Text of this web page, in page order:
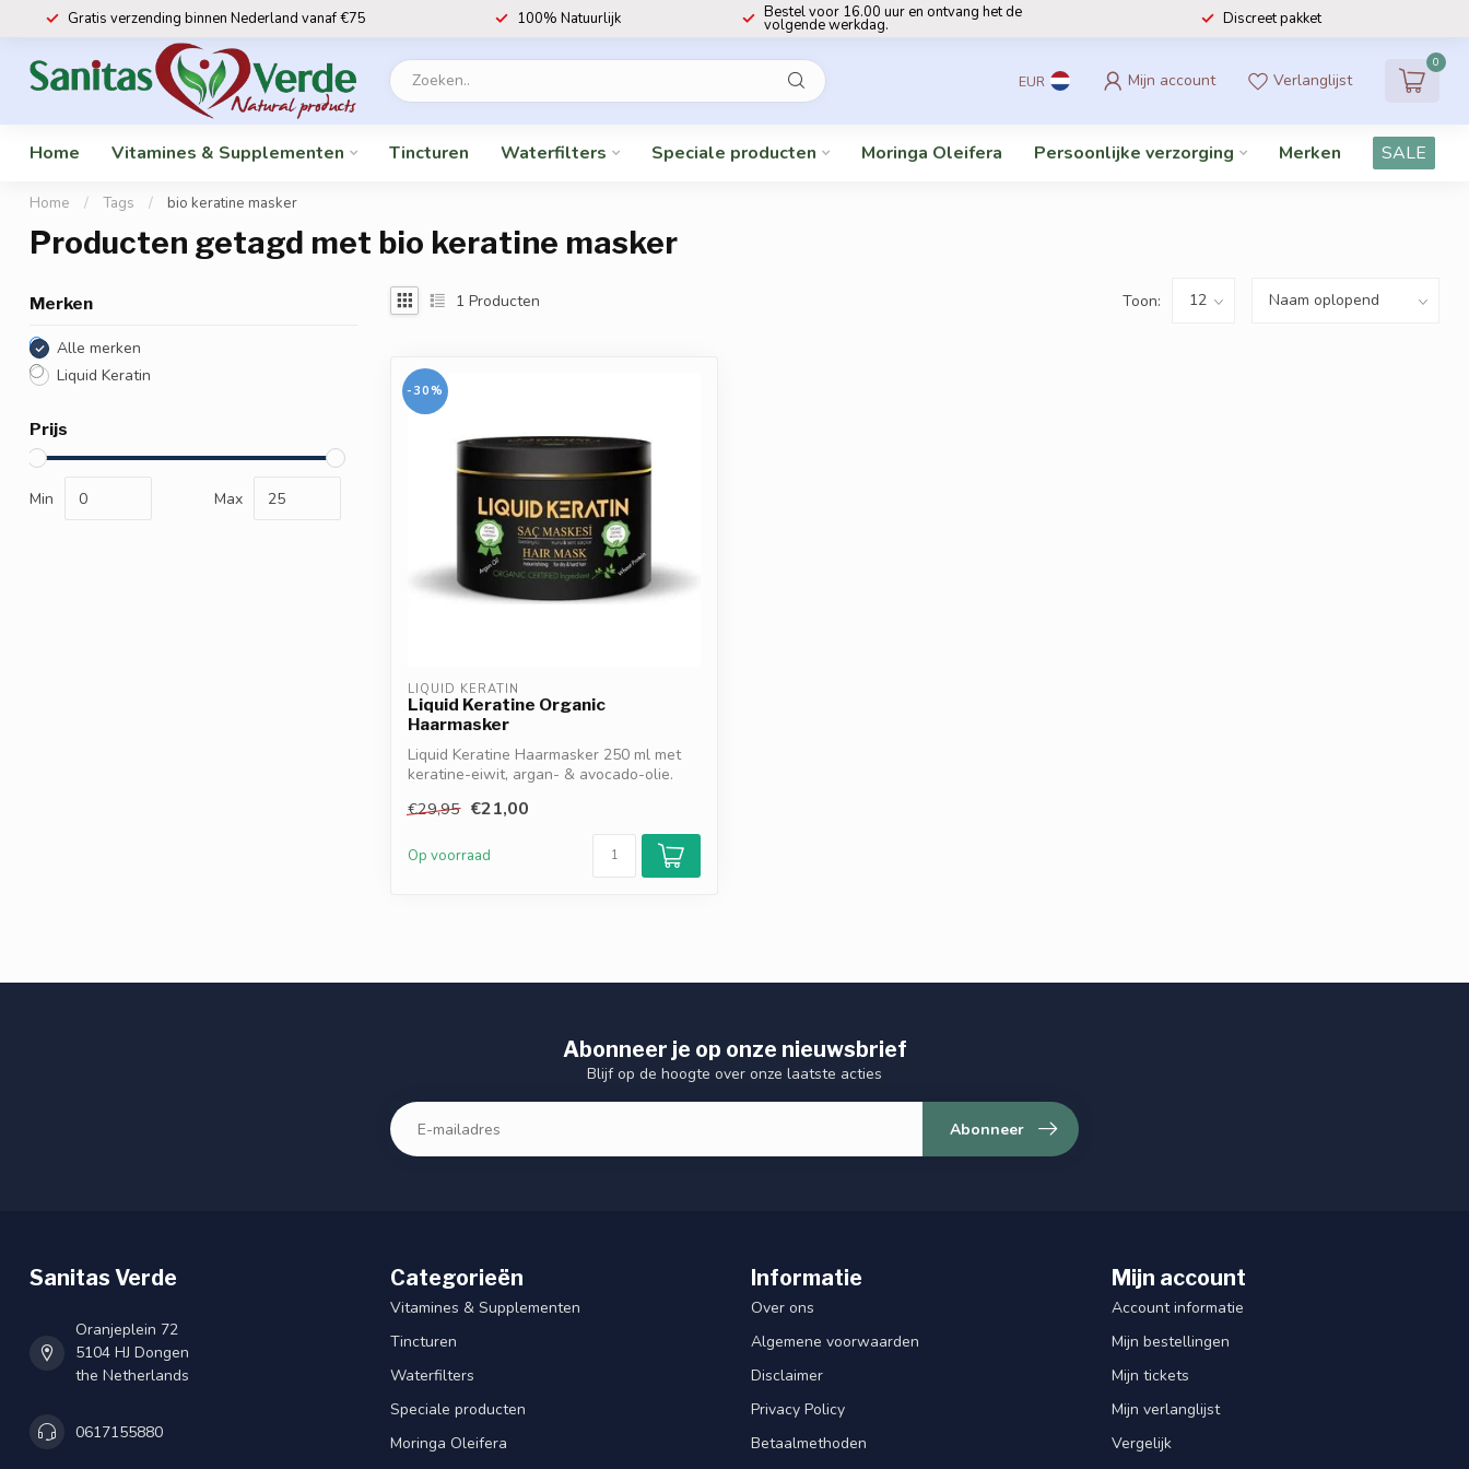
Gratis verzending binnen Nederland vanaf €75 100% Natuurlijk Bestel voor 16.00 uur en ontvang het de
volgende werkdag. Discreet pakket
EUR Mijn account Verlanglijst
0
Home Vitamines & Supplementen Tincturen Waterfilters Speciale producten Moringa Oleifera Persoonlijke verzorging Merken SALE
Home / Tags / bio keratine masker
Producten getagd met bio keratine masker
Merken
Alle merken
Liquid Keratin
Prijs
Min Max
1 Producten Toon:
-30%
LIQUID KERATIN
Liquid Keratine Organic
Haarmasker
Liquid Keratine Haarmasker 250 ml met
keratine-eiwit, argan- & avocado-olie.
€29,95 €21,00
Op voorraad
Abonneer je op onze nieuwsbrief
Blijf op de hoogte over onze laatste acties
Abonneer
Sanitas Verde
Oranjeplein 72
5104 HJ Dongen
the Netherlands
0617155880
Categorieën
Vitamines & Supplementen
Tincturen
Waterfilters
Speciale producten
Moringa Oleifera
Informatie
Over ons
Algemene voorwaarden
Disclaimer
Privacy Policy
Betaalmethoden
Mijn account
Account informatie
Mijn bestellingen
Mijn tickets
Mijn verlanglijst
Vergelijk